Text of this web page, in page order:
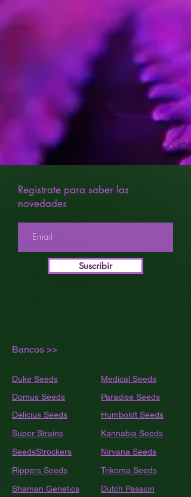
Registrate para saber las
novedades
Suscribir
Bancos >>
Duke Seeds
Medical Seeds
Domus Seeds
Paradise Seeds
Delicius Seeds
Humboldt Seeds
Kannabia Seeds
Super Strains
Nirvana Seeds
SeedsStrockers
Rippers Seeds
Trikoma Seeds
Shaman Genetics
Dutch Passion